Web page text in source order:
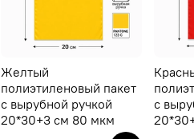
Желтый
полиэтиленовый пакет
с вырубной ручкой
20*30+3 см 80 мкм
с